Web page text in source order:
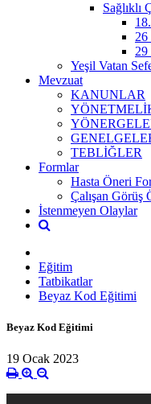
Sağlıklı
26
29
Yeşil Vatan
Mevzuat
KANUNLAR
TEBLİĞLER
Formlar
Hasta Öneri
Çalışan Görüş
İstenmeyen Olaylar
Eğitim
Tatbikatlar
Beyaz Kod Eğitimi
Beyaz Kod Eğitimi
19 Ocak 2023